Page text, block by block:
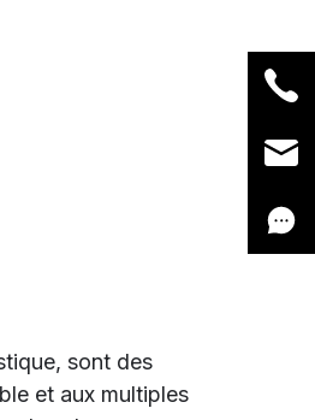
sont des
et aux multiples